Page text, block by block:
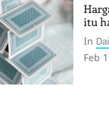
itu
In
Feb